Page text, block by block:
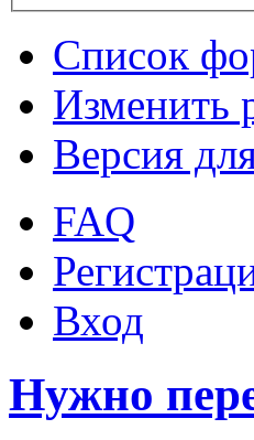
Список
Изменить
Версия
FAQ
Вход
Нужно